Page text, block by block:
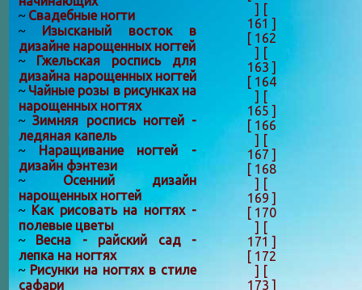
] [
161 ]
[ 162
] [
163 ]
[ 164
] [
165 ]
[ 166
] [
167 ]
[ 168
] [
169 ]
[ 170
] [
171 ]
[ 172
] [
173 ]
~ Свадебные ногти
~ Изысканый восток в
дизайне нарощенных ногтей
~ Гжельская роспись для
дизайна нарощенных ногтей
~ Чайные розы в рисунках на
нарощенных ногтях
~Зимняя роспись ногтей -
ледяная капель
~ Наращивание ногтей -
дизайн фэнтези
~ Осенний дизайн
нарощенных ногтей
~ Как рисовать на ногтях -
полевые цветы
~ Весна - райский сад -
лепка на ногтях
~Рисунки на ногтях в стиле
сафари